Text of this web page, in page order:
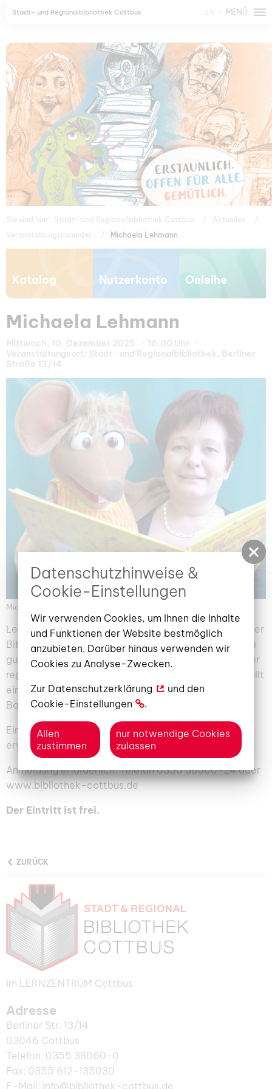
Stadt- und Regionalbibliothek Cottbus MENÜ
Michaela Lehmann
Katalog Nutzerkonto Onleihe
Michaela Lehmann
Michaela Lehmann & Emil
LeseRatterich Emil ist schlau. Für ein ganzes Jahr in der
Bibliothek hat er vorgesorgt und sich mit jeder Menge
guter Bücher bevorratet. Seine Leseabenteuer teilt er
regelmäßig mit vielen Kindern. Michaela Lehmann stellt
eine altersgerechte Geschichte vor. Eine kleine
Bastelei schließt sich an.
Ein Angebot für Kinder von 4 – 6 Jahren und eine
erwachsene Begleitperson.
Anmeldung erforderlich: Telefon 0355 38060-24 oder
www.bibliothek-cottbus.de
Der Eintritt ist frei.
ZURÜCK
Im LERNZENTRUM Cottbus
Adresse
Berliner Str. 13/14
03046 Cottbus
Telefon: 0355 38060-0
Fax: 0355 612-135030
E-Mail: info@bibliothek-cottbus.de
Datenschutzhinweise &
Cookie-Einstellungen
Wir verwenden Cookies, um Ihnen die Inhalte
und Funktionen der Website bestmöglich
anzubieten. Darüber hinaus verwenden wir
Cookies zu Analyse-Zwecken.
Zur Datenschutzerklärung
und den
Cookie-Einstellungen
.
Allen
zustimmen
nur notwendige Cookies
zulassen